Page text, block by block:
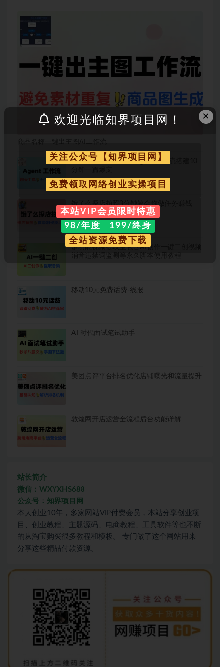
普通人也能学会的AI Agent 工作流搭建10
饿了么探店拍照3分钟教会你做任务赚钱
多功能视频提取宝包含AI创作一键二创视频
移动10元免费话费-线报
AI 时代面试笔试助手
美团点评平台排名优化店铺曝光和流量提升
敦煌网开店运营全流程后台功能详解
站长简介
微信：WXYXHS688
公众号：知界项目网
本人创业10年，多家网站VIP付费会员，本站分享创业项
目、创业教程、主题源码、电商教程、工具软件等也不断
的从淘宝购买很多教程和模板。 专门做了这个网站用来
分享这些精品付款资源。
×
欢迎光临知界项目网！
关注公众号【知界项目网】
免费领取网络创业实操项目
本站VIP会员限时特惠
98/年度 199/终身
全站资源免费下载